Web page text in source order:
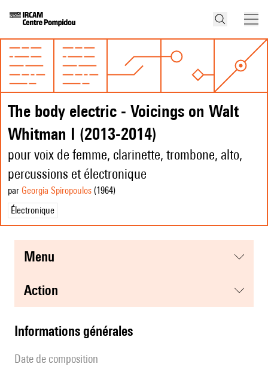
The body electric - Voicings on Walt
Whitman I (2013-2014)
pour voix de femme, clarinette, trombone, alto,
percussions et électronique
par Georgia Spiropoulos (1964)
Électronique
menu
action
informations générales
date de composition